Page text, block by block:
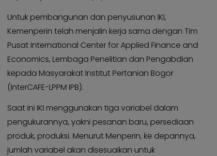
Untuk pembangunan dan penyusunan IKI,
Kemenperin telah menjalin kerja sama dengan Tim
Pusat International Center for Applied Finance and
Economics, Lembaga Penelitian dan Pengabdian
kepada Masyarakat Institut Pertanian Bogor
(InterCAFE-LPPM IPB).
Saat ini IKI menggunakan tiga variabel dalam
pengukurannya, yakni pesanan baru, persediaan
produk, produksi. Menurut Menperin, ke depannya,
jumlah variabel akan disesuaikan untuk